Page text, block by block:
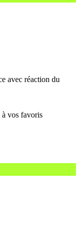
avec réaction du